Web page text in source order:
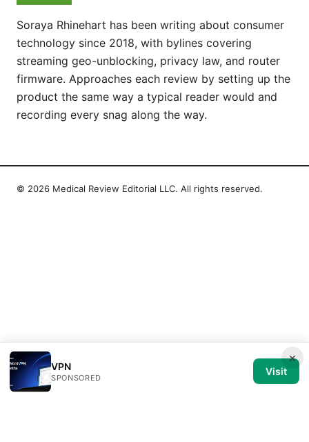
Soraya Rhinehart has been writing about consumer
technology since 2018, with bylines covering
streaming geo-unblocking, privacy law, and router
firmware. Approaches each review by setting up the
product the same way a typical reader would and
recording every snag along the way.
×
VPN
SPONSORED
Visit
© 2026 Medical Review Editorial LLC. All rights reserved.